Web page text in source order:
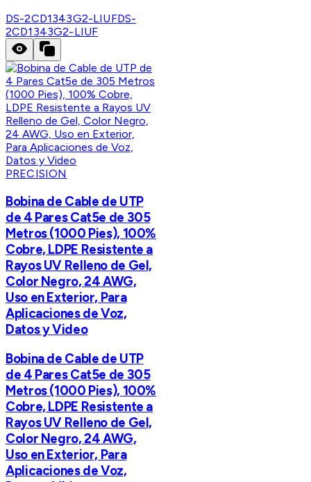
DS-2CD1343G2-LIUFDS-
2CD1343G2-LIUF
PRECISION
Bobina de Cable de UTP
de 4 Pares Cat5e de 305
Metros (1000 Pies), 100%
Cobre, LDPE Resistente a
Rayos UV Relleno de Gel,
Color Negro, 24 AWG,
Uso en Exterior, Para
Aplicaciones de Voz,
Datos y Video
Bobina de Cable de UTP
de 4 Pares Cat5e de 305
Metros (1000 Pies), 100%
Cobre, LDPE Resistente a
Rayos UV Relleno de Gel,
Color Negro, 24 AWG,
Uso en Exterior, Para
Aplicaciones de Voz,